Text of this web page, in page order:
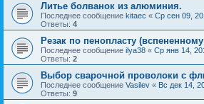
Литье болванок из алюминия.
Последнее сообщение kitaec « Ср сен 09,
Ответы: 4
Резак по пенопласту
Последнее сообщение ilya38 « Ср янв 14,
Ответы: 2
Выбор сварочной проволоки с
Последнее сообщение Vasilev « Вс дек 14,
Ответы: 9